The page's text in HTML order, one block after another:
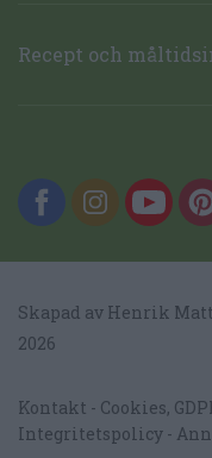
Recept och
Skapad av Henrik
2026
Kontakt
Cookies,
Integritetspolicy